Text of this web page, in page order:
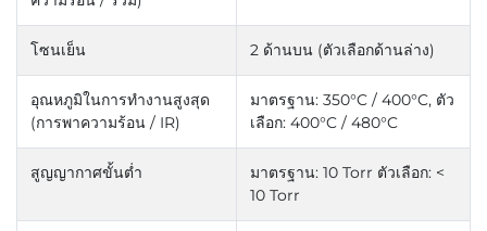
โซนเย็น 2 ด้านบน (ตัวเลือกด้านล่าง)
อุณหภูมิในการทำงานสูงสุด
(การพาความร้อน / IR)
มาตรฐาน: 350°C / 400°C, ตัว
เลือก: 400°C / 480°C
สูญญากาศขั้นต่ำ มาตรฐาน: 10 Torr ตัวเลือก: <
10 Torr